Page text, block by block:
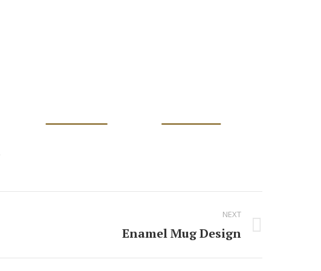
NEXT
Enamel Mug Design